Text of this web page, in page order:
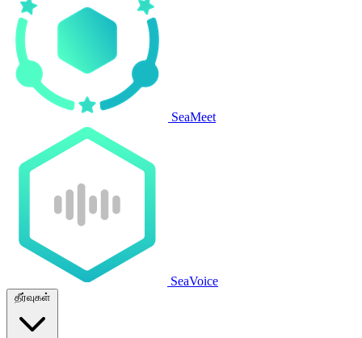
SeaMeet
SeaVoice
தீர்வுகள்